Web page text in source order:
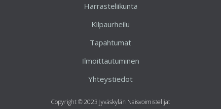
Harrasteliikunta
Kilpaurheilu
Tapahtumat
Ilmoittautuminen
Yhteystiedot
Copyright © 2023 Jyväskylän Naisvoimistelijat